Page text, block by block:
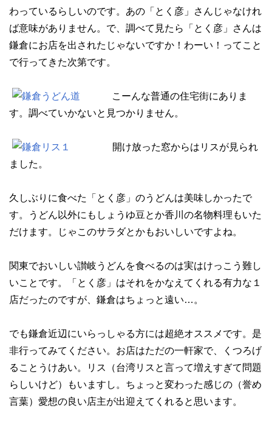
わっているらしいのです。あの「とく彦」さんじゃなけれ
ば意味がありません。で、調べて見たら「とく彦」さんは
鎌倉にお店を出されたじゃないですか！わーい！ってこと
で行ってきた次第です。
こーんな普通の住宅街にありま
す。調べていかないと見つかりません。
開け放った窓からはリスが見られ
ました。
久しぶりに食べた「とく彦」のうどんは美味しかったで
す。うどん以外にもしょうゆ豆とか香川の名物料理もいた
だけます。じゃこのサラダとかもおいしいですよね。
関東でおいしい讃岐うどんを食べるのは実はけっこう難し
いことです。「とく彦」はそれをかなえてくれる有力な１
店だったのですが、鎌倉はちょっと遠い…。
でも鎌倉近辺にいらっしゃる方には超絶オススメです。是
非行ってみてください。お店はただの一軒家で、くつろげ
ることうけあい。リス（台湾リスと言って増えすぎて問題
らしいけど）もいますし。ちょっと変わった感じの（誉め
言葉）愛想の良い店主が出迎えてくれると思います。